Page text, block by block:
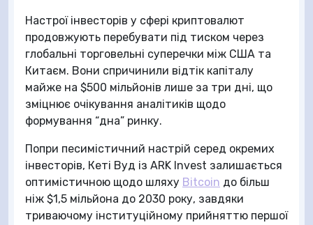
Настрої інвесторів у сфері криптовалют
продовжують перебувати під тиском через
глобальні торговельні суперечки між США та
Китаєм. Вони спричинили відтік капіталу
майже на $500 мільйонів лише за три дні, що
зміцнює очікування аналітиків щодо
формування “дна” ринку.
Попри песимістичний настрій серед окремих
інвесторів, Кеті Вуд із ARK Invest залишається
оптимістичною щодо шляху Bitcoin до більш
ніж $1,5 мільйона до 2030 року, завдяки
триваючому інституційному прийняттю першої